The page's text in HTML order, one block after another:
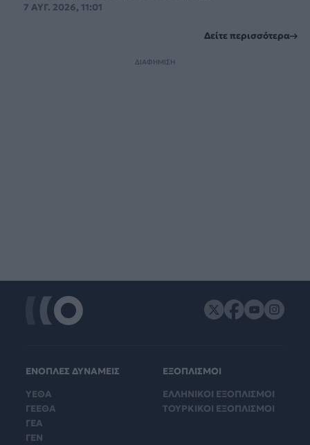
7 ΑΥΓ. 2026, 11:01
Δείτε περισσότερα
ΔΙΑΦΗΜΙΣΗ
ΕΝΟΠΛΕΣ ΔΥΝΑΜΕΙΣ
ΥΕΘΑ
ΓΕΕΘΑ
ΓΕΑ
ΓΕΝ
ΕΞΟΠΛΙΣΜΟΙ
ΕΛΛΗΝΙΚΟΙ ΕΞΟΠΛΙΣΜΟΙ
ΤΟΥΡΚΙΚΟΙ ΕΞΟΠΛΙΣΜΟΙ